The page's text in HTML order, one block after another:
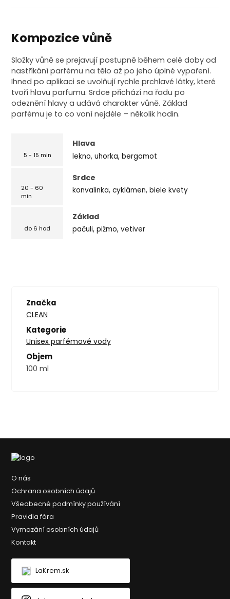
Kompozice vůně
Složky vůně se prejavují postupně během celé doby od
nastříkání parfému na tělo až po jeho úplné vypaření.
Ihned po aplikaci se uvolňují rychle prchlavé látky, které
tvoří hlavu parfumu. Srdce přichází na řadu po
odeznění hlavy a udává charakter vůně. Základ
parfému je to co voní nejdéle – několik hodin.
5 - 15 min
Hlava
lekno, uhorka, bergamot
20 - 60
min
Srdce
konvalinka, cyklámen, biele kvety
do 6 hod
Základ
pačuli, pižmo, vetiver
Značka
CLEAN
Kategorie
Unisex parfémové vody
Objem
100 ml
O nás
Ochrana osobních údajů
Všeobecné podmínky používání
Pravidla fóra
Vymazání osobních údajů
Kontakt
LaKrem.sk